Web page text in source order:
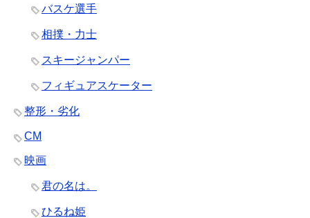
バスケ選手
相撲・力士
スキージャンパー
フィギュアスケーター
整形・劣化
CM
映画
君の名は。
ひるね姫